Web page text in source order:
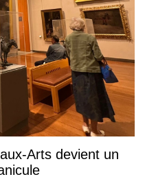
Arts devient un